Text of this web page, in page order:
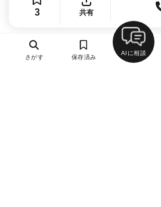
3 共有
さがす 保存済み
AIに相談